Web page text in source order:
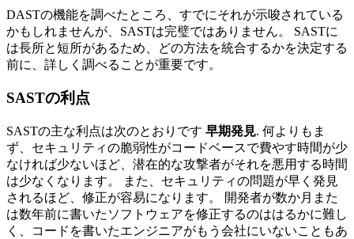
DASTの機能を調べたところ、すでにそれが示唆されている
かもしれませんが、SASTは完璧ではありません。 SASTに
は長所と短所があるため、どの方法を統合するかを決定する
前に、詳しく調べることが重要です。
SASTの利点
SASTの主な利点は次のとおりです 早期発見. 何よりもま
ず、セキュリティの脆弱性がコードベースで費やす時間が少
なければ少ないほど、潜在的な攻撃者がそれを悪用する時間
は少なくなります。 また、セキュリティの問題が早く発見
されるほど、修正が容易になります。 開発者が数か月また
は数年前に書いたソフトウェアを修正するのははるかに難し
く、コードを書いたエンジニアがもう会社にいないこともあ